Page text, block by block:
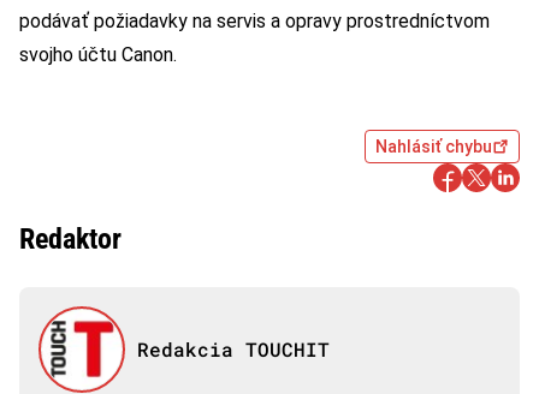
podávať požiadavky na servis a opravy prostredníctvom
svojho účtu Canon.
Nahlásiť chybu
Redaktor
Redakcia TOUCHIT